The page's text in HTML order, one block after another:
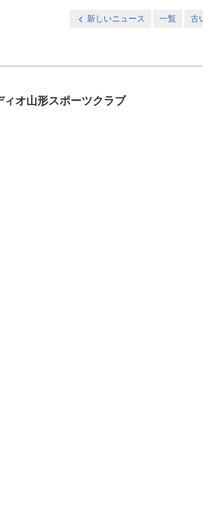
新しいニュース 一覧 古
オ山形スポーツクラブ